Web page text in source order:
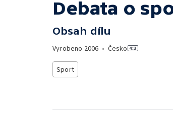
Debata o
Obsah dílu
Vyrobeno 2006 • Česko
Sport